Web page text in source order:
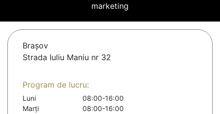
marketing
Braşov
Strada Iuliu Maniu nr 32
Program de lucru:
Luni
08:00-16:00
Marți
08:00-16:00